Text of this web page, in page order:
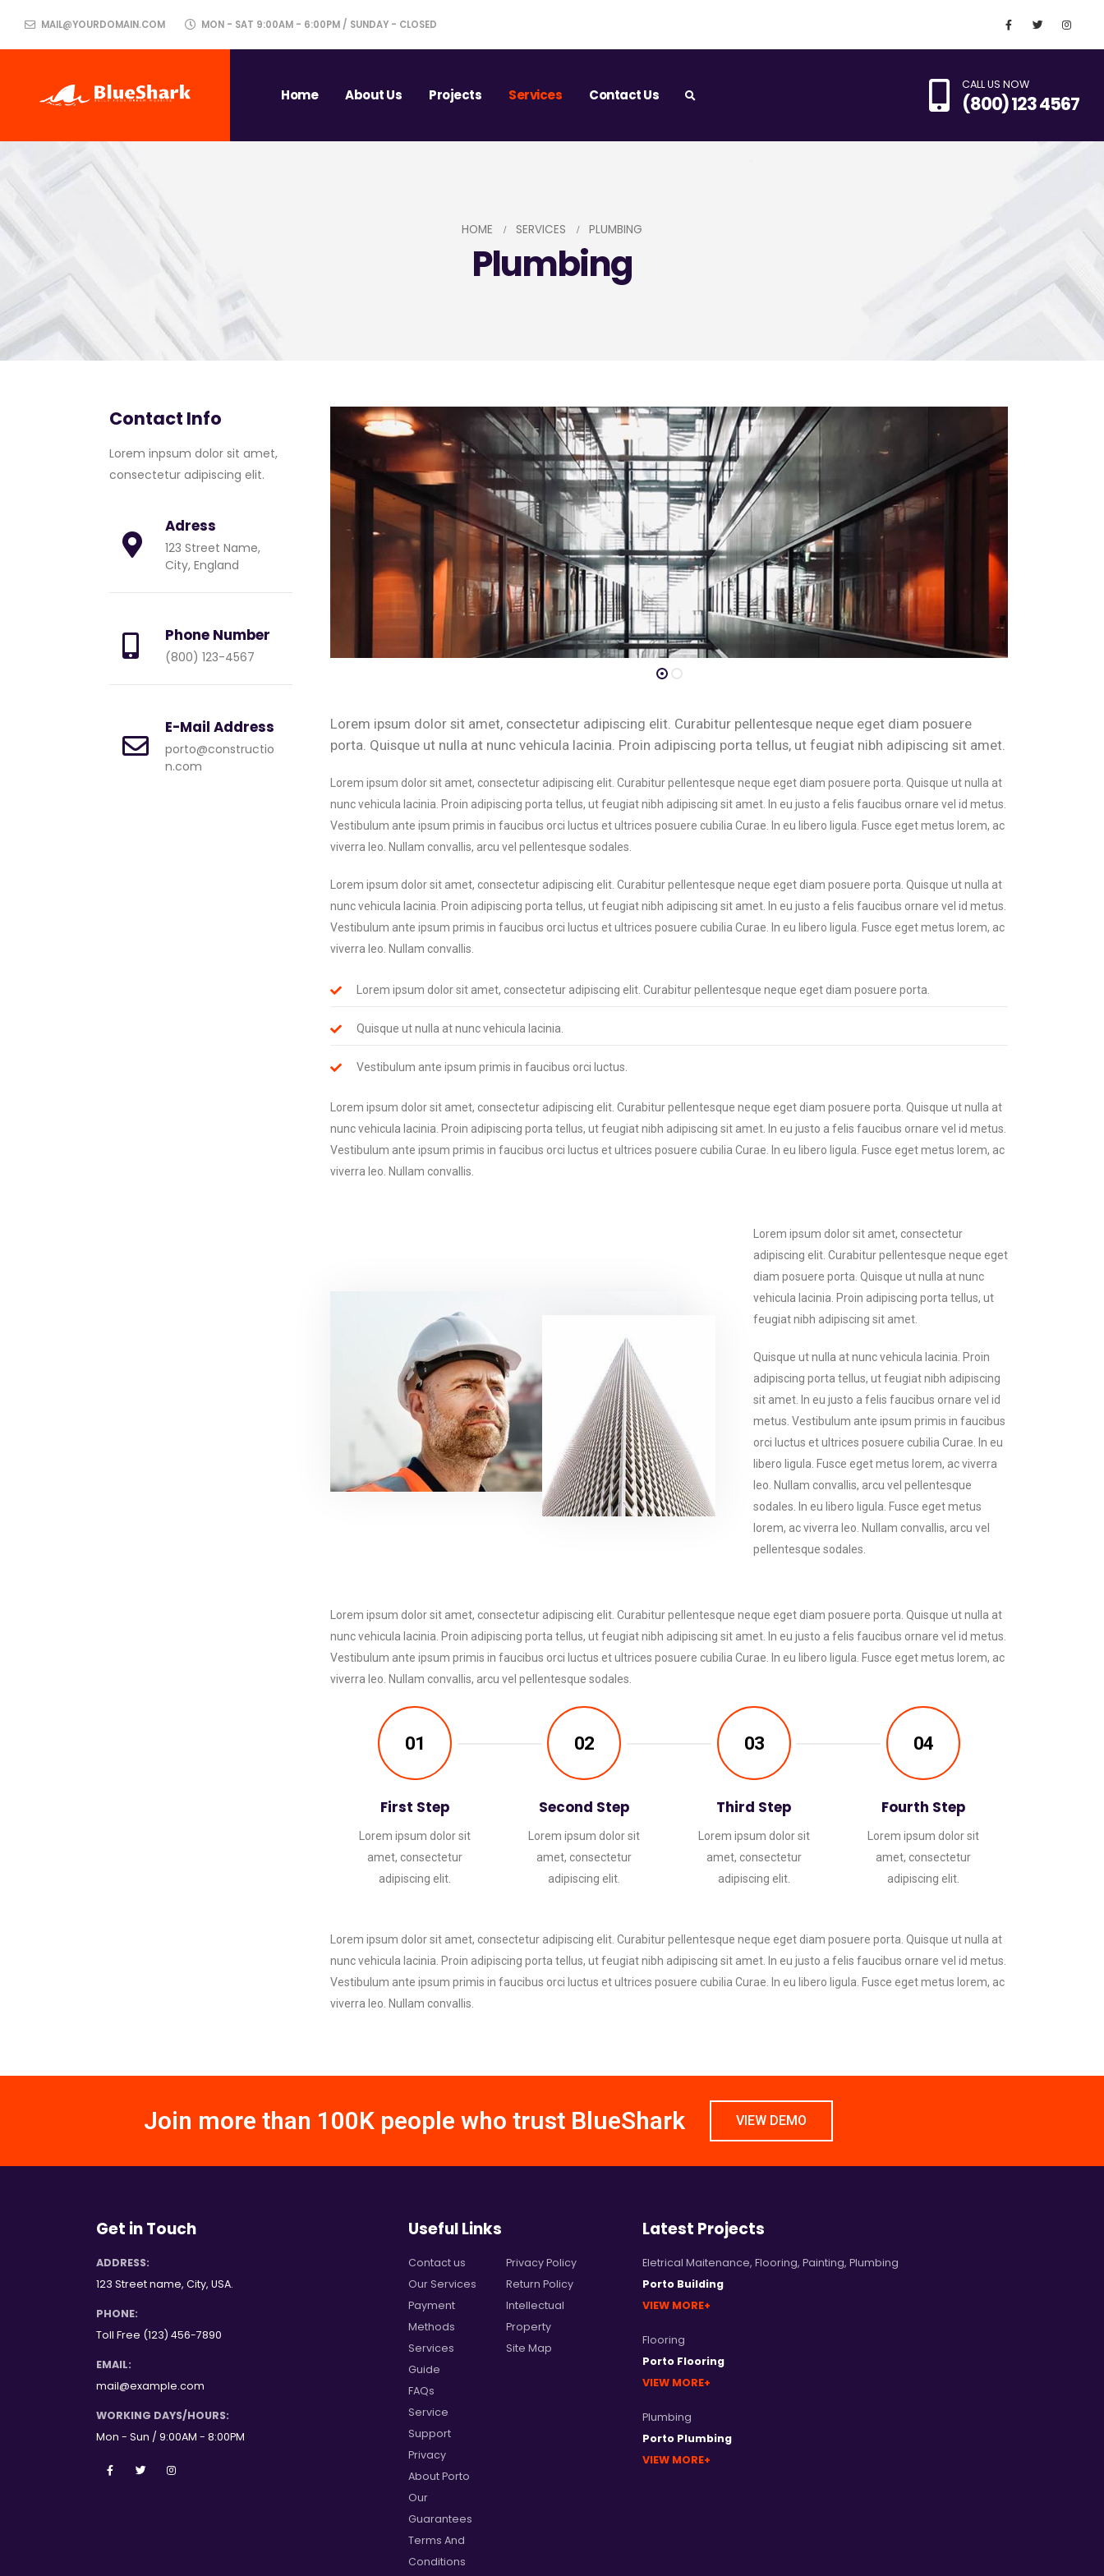
MAIL@YOURDOMAIN.COM MON - SAT 9:00AM - 6:00PM / SUNDAY - CLOSED
Home About Us Projects Services Contact Us
CALL US NOW
(800) 123 4567
HOME SERVICES PLUMBING
Plumbing
Lorem ipsum dolor sit amet, consectetur adipiscing elit. Curabitur pellentesque neque eget diam posuere
porta. Quisque ut nulla at nunc vehicula lacinia. Proin adipiscing porta tellus, ut feugiat nibh adipiscing sit amet.
Lorem ipsum dolor sit amet, consectetur adipiscing elit. Curabitur pellentesque neque eget diam posuere porta. Quisque ut nulla at
nunc vehicula lacinia. Proin adipiscing porta tellus, ut feugiat nibh adipiscing sit amet. In eu justo a felis faucibus ornare vel id metus.
Vestibulum ante ipsum primis in faucibus orci luctus et ultrices posuere cubilia Curae. In eu libero ligula. Fusce eget metus lorem, ac
viverra leo. Nullam convallis, arcu vel pellentesque sodales.
Lorem ipsum dolor sit amet, consectetur adipiscing elit. Curabitur pellentesque neque eget diam posuere porta. Quisque ut nulla at
nunc vehicula lacinia. Proin adipiscing porta tellus, ut feugiat nibh adipiscing sit amet. In eu justo a felis faucibus ornare vel id metus.
Vestibulum ante ipsum primis in faucibus orci luctus et ultrices posuere cubilia Curae. In eu libero ligula. Fusce eget metus lorem, ac
viverra leo. Nullam convallis.
Lorem ipsum dolor sit amet, consectetur adipiscing elit. Curabitur pellentesque neque eget diam posuere porta.
Quisque ut nulla at nunc vehicula lacinia.
Vestibulum ante ipsum primis in faucibus orci luctus.
Lorem ipsum dolor sit amet, consectetur adipiscing elit. Curabitur pellentesque neque eget diam posuere porta. Quisque ut nulla at
nunc vehicula lacinia. Proin adipiscing porta tellus, ut feugiat nibh adipiscing sit amet. In eu justo a felis faucibus ornare vel id metus.
Vestibulum ante ipsum primis in faucibus orci luctus et ultrices posuere cubilia Curae. In eu libero ligula. Fusce eget metus lorem, ac
viverra leo. Nullam convallis.
Lorem ipsum dolor sit amet, consectetur
adipiscing elit. Curabitur pellentesque neque eget
diam posuere porta. Quisque ut nulla at nunc
vehicula lacinia. Proin adipiscing porta tellus, ut
feugiat nibh adipiscing sit amet.
Quisque ut nulla at nunc vehicula lacinia. Proin
adipiscing porta tellus, ut feugiat nibh adipiscing
sit amet. In eu justo a felis faucibus ornare vel id
metus. Vestibulum ante ipsum primis in faucibus
orci luctus et ultrices posuere cubilia Curae. In eu
libero ligula. Fusce eget metus lorem, ac viverra
leo. Nullam convallis, arcu vel pellentesque
sodales. In eu libero ligula. Fusce eget metus
lorem, ac viverra leo. Nullam convallis, arcu vel
pellentesque sodales.
Lorem ipsum dolor sit amet, consectetur adipiscing elit. Curabitur pellentesque neque eget diam posuere porta. Quisque ut nulla at
nunc vehicula lacinia. Proin adipiscing porta tellus, ut feugiat nibh adipiscing sit amet. In eu justo a felis faucibus ornare vel id metus.
Vestibulum ante ipsum primis in faucibus orci luctus et ultrices posuere cubilia Curae. In eu libero ligula. Fusce eget metus lorem, ac
viverra leo. Nullam convallis, arcu vel pellentesque sodales.
01
First Step
Lorem ipsum dolor sit
amet, consectetur
adipiscing elit.
02
Second Step
Lorem ipsum dolor sit
amet, consectetur
adipiscing elit.
03
Third Step
Lorem ipsum dolor sit
amet, consectetur
adipiscing elit.
04
Fourth Step
Lorem ipsum dolor sit
amet, consectetur
adipiscing elit.
Lorem ipsum dolor sit amet, consectetur adipiscing elit. Curabitur pellentesque neque eget diam posuere porta. Quisque ut nulla at
nunc vehicula lacinia. Proin adipiscing porta tellus, ut feugiat nibh adipiscing sit amet. In eu justo a felis faucibus ornare vel id metus.
Vestibulum ante ipsum primis in faucibus orci luctus et ultrices posuere cubilia Curae. In eu libero ligula. Fusce eget metus lorem, ac
viverra leo. Nullam convallis.
Contact Info
Lorem inpsum dolor sit amet,
consectetur adipiscing elit.
Adress
123 Street Name,
City, England
Phone Number
(800) 123-4567
E-Mail Address
porto@constructio
n.com
Join more than 100K people who trust BlueShark VIEW DEMO
Get in Touch
ADDRESS:
123 Street name, City, USA.
PHONE:
Toll Free (123) 456-7890
EMAIL:
mail@example.com
WORKING DAYS/HOURS:
Mon - Sun / 9:00AM - 8:00PM
Useful Links
Contact us
Our Services
Payment
Methods
Services
Guide
FAQs
Service
Support
Privacy
About Porto
Our
Guarantees
Terms And
Conditions
Privacy Policy
Return Policy
Intellectual
Property
Site Map
Latest Projects
Eletrical Maitenance, Flooring, Painting, Plumbing
Porto Building
VIEW MORE
Flooring
Porto Flooring
VIEW MORE
Plumbing
Porto Plumbing
VIEW MORE